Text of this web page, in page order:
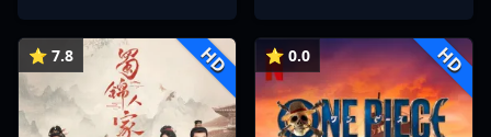
Ep1-12
⭐ 7.8 HD ⭐ 0.0 HD